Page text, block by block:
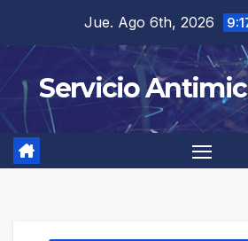
contenido
Jue. Ago 6th, 2026
Servicio